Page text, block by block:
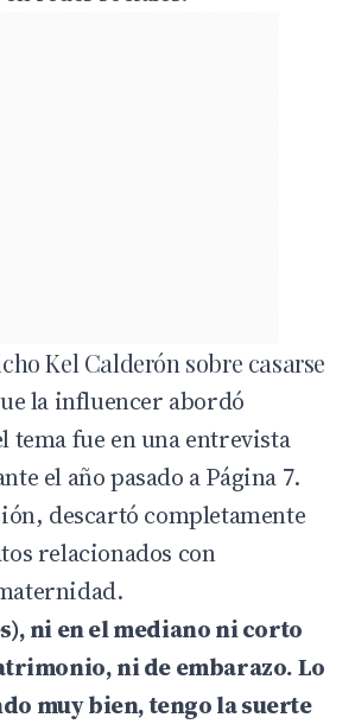
Kel Calderón sobre casarse
la influencer abordó
tema fue en una entrevista
el año pasado aPágina 7.
descartó completamente
relacionados con
ni en el mediano ni corto
ni de embarazo. Lo
muy bien, tengo la suerte